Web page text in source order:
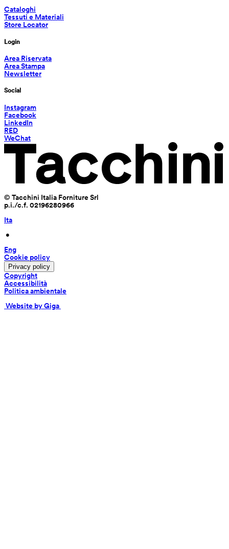
Cataloghi
Tessuti e Materiali
Store Locator
Login
Area Riservata
Area Stampa
Newsletter
Social
Instagram
Facebook
LinkedIn
RED
WeChat
© Tacchini Italia Forniture Srl
p.i./c.f. 02196280966
Ita
•
Eng
Cookie policy
Privacy policy
Copyright
Accessibilità
Politica ambientale
Website by Giga